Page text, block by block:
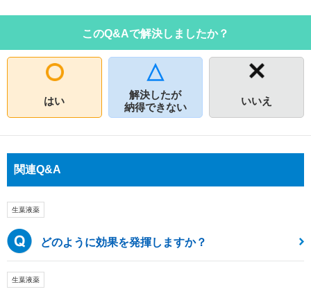
このQ&Aで解決しましたか？
はい
解決したが
納得できない
いいえ
関連Q&A
生葉液薬
どのように効果を発揮しますか？
生葉液薬